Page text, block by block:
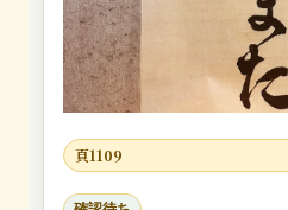
頁1109